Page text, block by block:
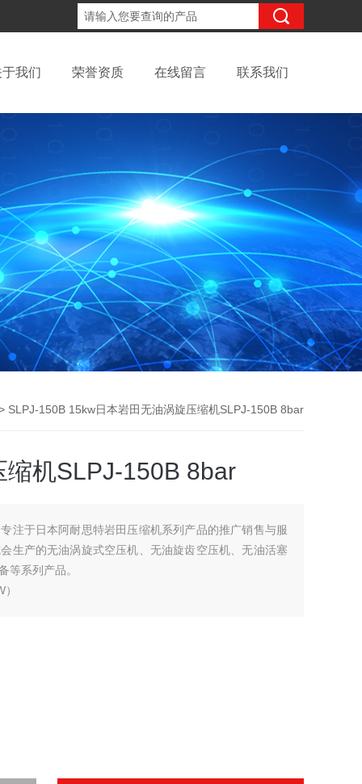
我们 荣誉资质 在线留言 联系我们
SLPJ-150B 15kw日本岩田无油涡旋压缩机SLPJ-150B 8bar
机SLPJ-150B 8bar
注于日本阿耐思特岩田压缩机系列产品的推广销售与服
生产的无油涡旋式空压机、无油旋齿空压机、无油活塞
等系列产品。